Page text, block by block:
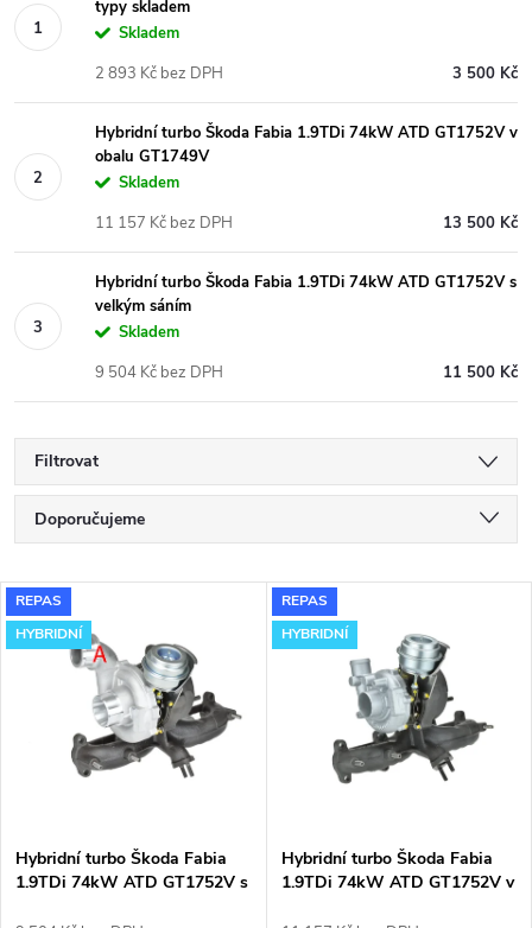
typy skladem
Skladem
3 500 Kč
2 893 Kč bez DPH
Hybridní turbo Škoda Fabia 1.9TDi 74kW ATD GT1752V v
obalu GT1749V
Skladem
13 500 Kč
11 157 Kč bez DPH
Hybridní turbo Škoda Fabia 1.9TDi 74kW ATD GT1752V s
velkým sáním
Skladem
11 500 Kč
9 504 Kč bez DPH
Filtrovat
Ř
a
z
p
Doporučujeme
Nejdražší
Nejprodávanější
Abecedně
V
ý
s
p
REPAS
HYBRIDNÍ
Hybridní turbo Škoda Fabia
1.9TDi 74kW ATD GT1752V s
REPAS
HYBRIDNÍ
Hybridní turbo Škoda Fabia
1.9TDi 74kW ATD GT1752V v